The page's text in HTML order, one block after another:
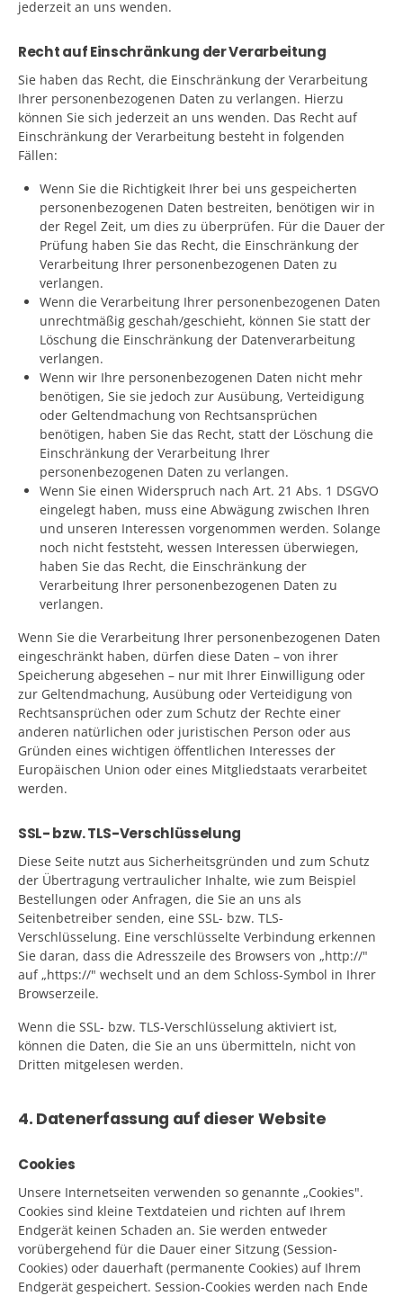
jederzeit an uns wenden.
Recht auf Einschränkung der Verarbeitung
Sie haben das Recht, die Einschränkung der Verarbeitung
Ihrer personenbezogenen Daten zu verlangen. Hierzu
können Sie sich jederzeit an uns wenden. Das Recht auf
Einschränkung der Verarbeitung besteht in folgenden
Fällen:
Wenn Sie die Richtigkeit Ihrer bei uns gespeicherten
personenbezogenen Daten bestreiten, benötigen wir in
der Regel Zeit, um dies zu überprüfen. Für die Dauer der
Prüfung haben Sie das Recht, die Einschränkung der
Verarbeitung Ihrer personenbezogenen Daten zu
verlangen.
Wenn die Verarbeitung Ihrer personenbezogenen Daten
unrechtmäßig geschah/geschieht, können Sie statt der
Löschung die Einschränkung der Datenverarbeitung
verlangen.
Wenn wir Ihre personenbezogenen Daten nicht mehr
benötigen, Sie sie jedoch zur Ausübung, Verteidigung
oder Geltendmachung von Rechtsansprüchen
benötigen, haben Sie das Recht, statt der Löschung die
Einschränkung der Verarbeitung Ihrer
personenbezogenen Daten zu verlangen.
Wenn Sie einen Widerspruch nach Art. 21 Abs. 1 DSGVO
eingelegt haben, muss eine Abwägung zwischen Ihren
und unseren Interessen vorgenommen werden. Solange
noch nicht feststeht, wessen Interessen überwiegen,
haben Sie das Recht, die Einschränkung der
Verarbeitung Ihrer personenbezogenen Daten zu
verlangen.
Wenn Sie die Verarbeitung Ihrer personenbezogenen Daten
eingeschränkt haben, dürfen diese Daten – von ihrer
Speicherung abgesehen – nur mit Ihrer Einwilligung oder
zur Geltendmachung, Ausübung oder Verteidigung von
Rechtsansprüchen oder zum Schutz der Rechte einer
anderen natürlichen oder juristischen Person oder aus
Gründen eines wichtigen öffentlichen Interesses der
Europäischen Union oder eines Mitgliedstaats verarbeitet
werden.
SSL- bzw. TLS-Verschlüsselung
Diese Seite nutzt aus Sicherheitsgründen und zum Schutz
der Übertragung vertraulicher Inhalte, wie zum Beispiel
Bestellungen oder Anfragen, die Sie an uns als
Seitenbetreiber senden, eine SSL- bzw. TLS-
Verschlüsselung. Eine verschlüsselte Verbindung erkennen
Sie daran, dass die Adresszeile des Browsers von „http://"
auf „https://" wechselt und an dem Schloss-Symbol in Ihrer
Browserzeile.
Wenn die SSL- bzw. TLS-Verschlüsselung aktiviert ist,
können die Daten, die Sie an uns übermitteln, nicht von
Dritten mitgelesen werden.
4. Datenerfassung auf dieser Website
Cookies
Unsere Internetseiten verwenden so genannte „Cookies".
Cookies sind kleine Textdateien und richten auf Ihrem
Endgerät keinen Schaden an. Sie werden entweder
vorübergehend für die Dauer einer Sitzung (Session-
Cookies) oder dauerhaft (permanente Cookies) auf Ihrem
Endgerät gespeichert. Session-Cookies werden nach Ende